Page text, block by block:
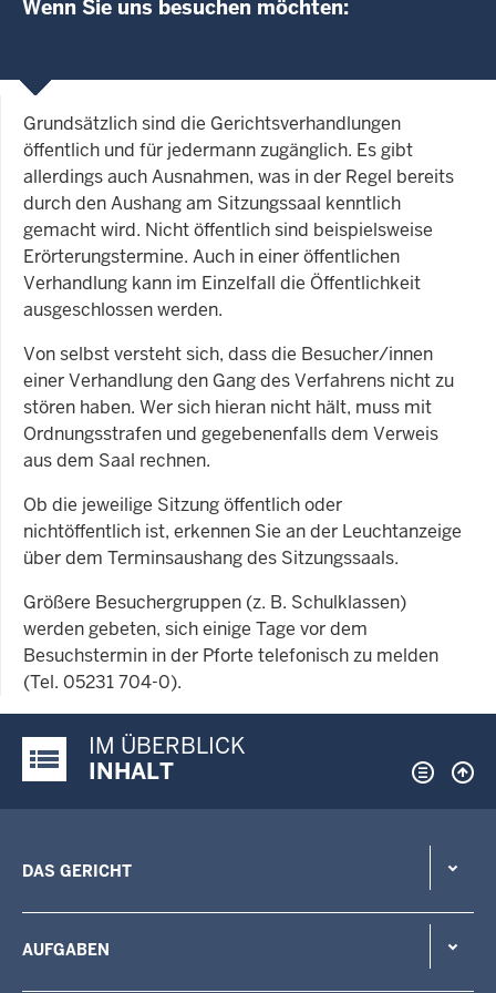
Wenn Sie uns besuchen möchten:
Grundsätzlich sind die Gerichtsverhandlungen
öffentlich und für jedermann zugänglich. Es gibt
allerdings auch Ausnahmen, was in der Regel bereits
durch den Aushang am Sitzungssaal kenntlich
gemacht wird. Nicht öffentlich sind beispielsweise
Erörterungstermine. Auch in einer öffentlichen
Verhandlung kann im Einzelfall die Öffentlichkeit
ausgeschlossen werden.
Von selbst versteht sich, dass die Besucher/innen
einer Verhandlung den Gang des Verfahrens nicht zu
stören haben. Wer sich hieran nicht hält, muss mit
Ordnungsstrafen und gegebenenfalls dem Verweis
aus dem Saal rechnen.
Ob die jeweilige Sitzung öffentlich oder
nichtöffentlich ist, erkennen Sie an der Leuchtanzeige
über dem Terminsaushang des Sitzungssaals.
Größere Besuchergruppen (z. B. Schulklassen)
werden gebeten, sich einige Tage vor dem
Besuchstermin in der Pforte telefonisch zu melden
(Tel. 05231 704-0).
Justiz-Portal im Überblick:
IM ÜBERBLICK
INHALT
DAS GERICHT
AUFGABEN